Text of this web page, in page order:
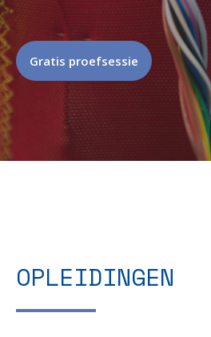
Gratis proefsessie
OPLEIDINGEN